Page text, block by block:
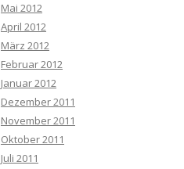
Mai 2012
April 2012
März 2012
Februar 2012
Januar 2012
Dezember 2011
November 2011
Oktober 2011
Juli 2011